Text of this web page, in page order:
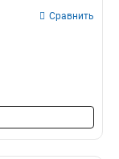
Сравнить